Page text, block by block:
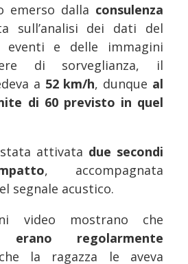
emerso dalla consulenza
sull’analisi dei dati del
eventi e delle immagini
di sorveglianza, il
a 52 km/h, dunque al
di 60 previsto in quel
attivata due secondi
, accompagnata
segnale acustico.
video mostrano che
erano regolarmente
la ragazza le aveva